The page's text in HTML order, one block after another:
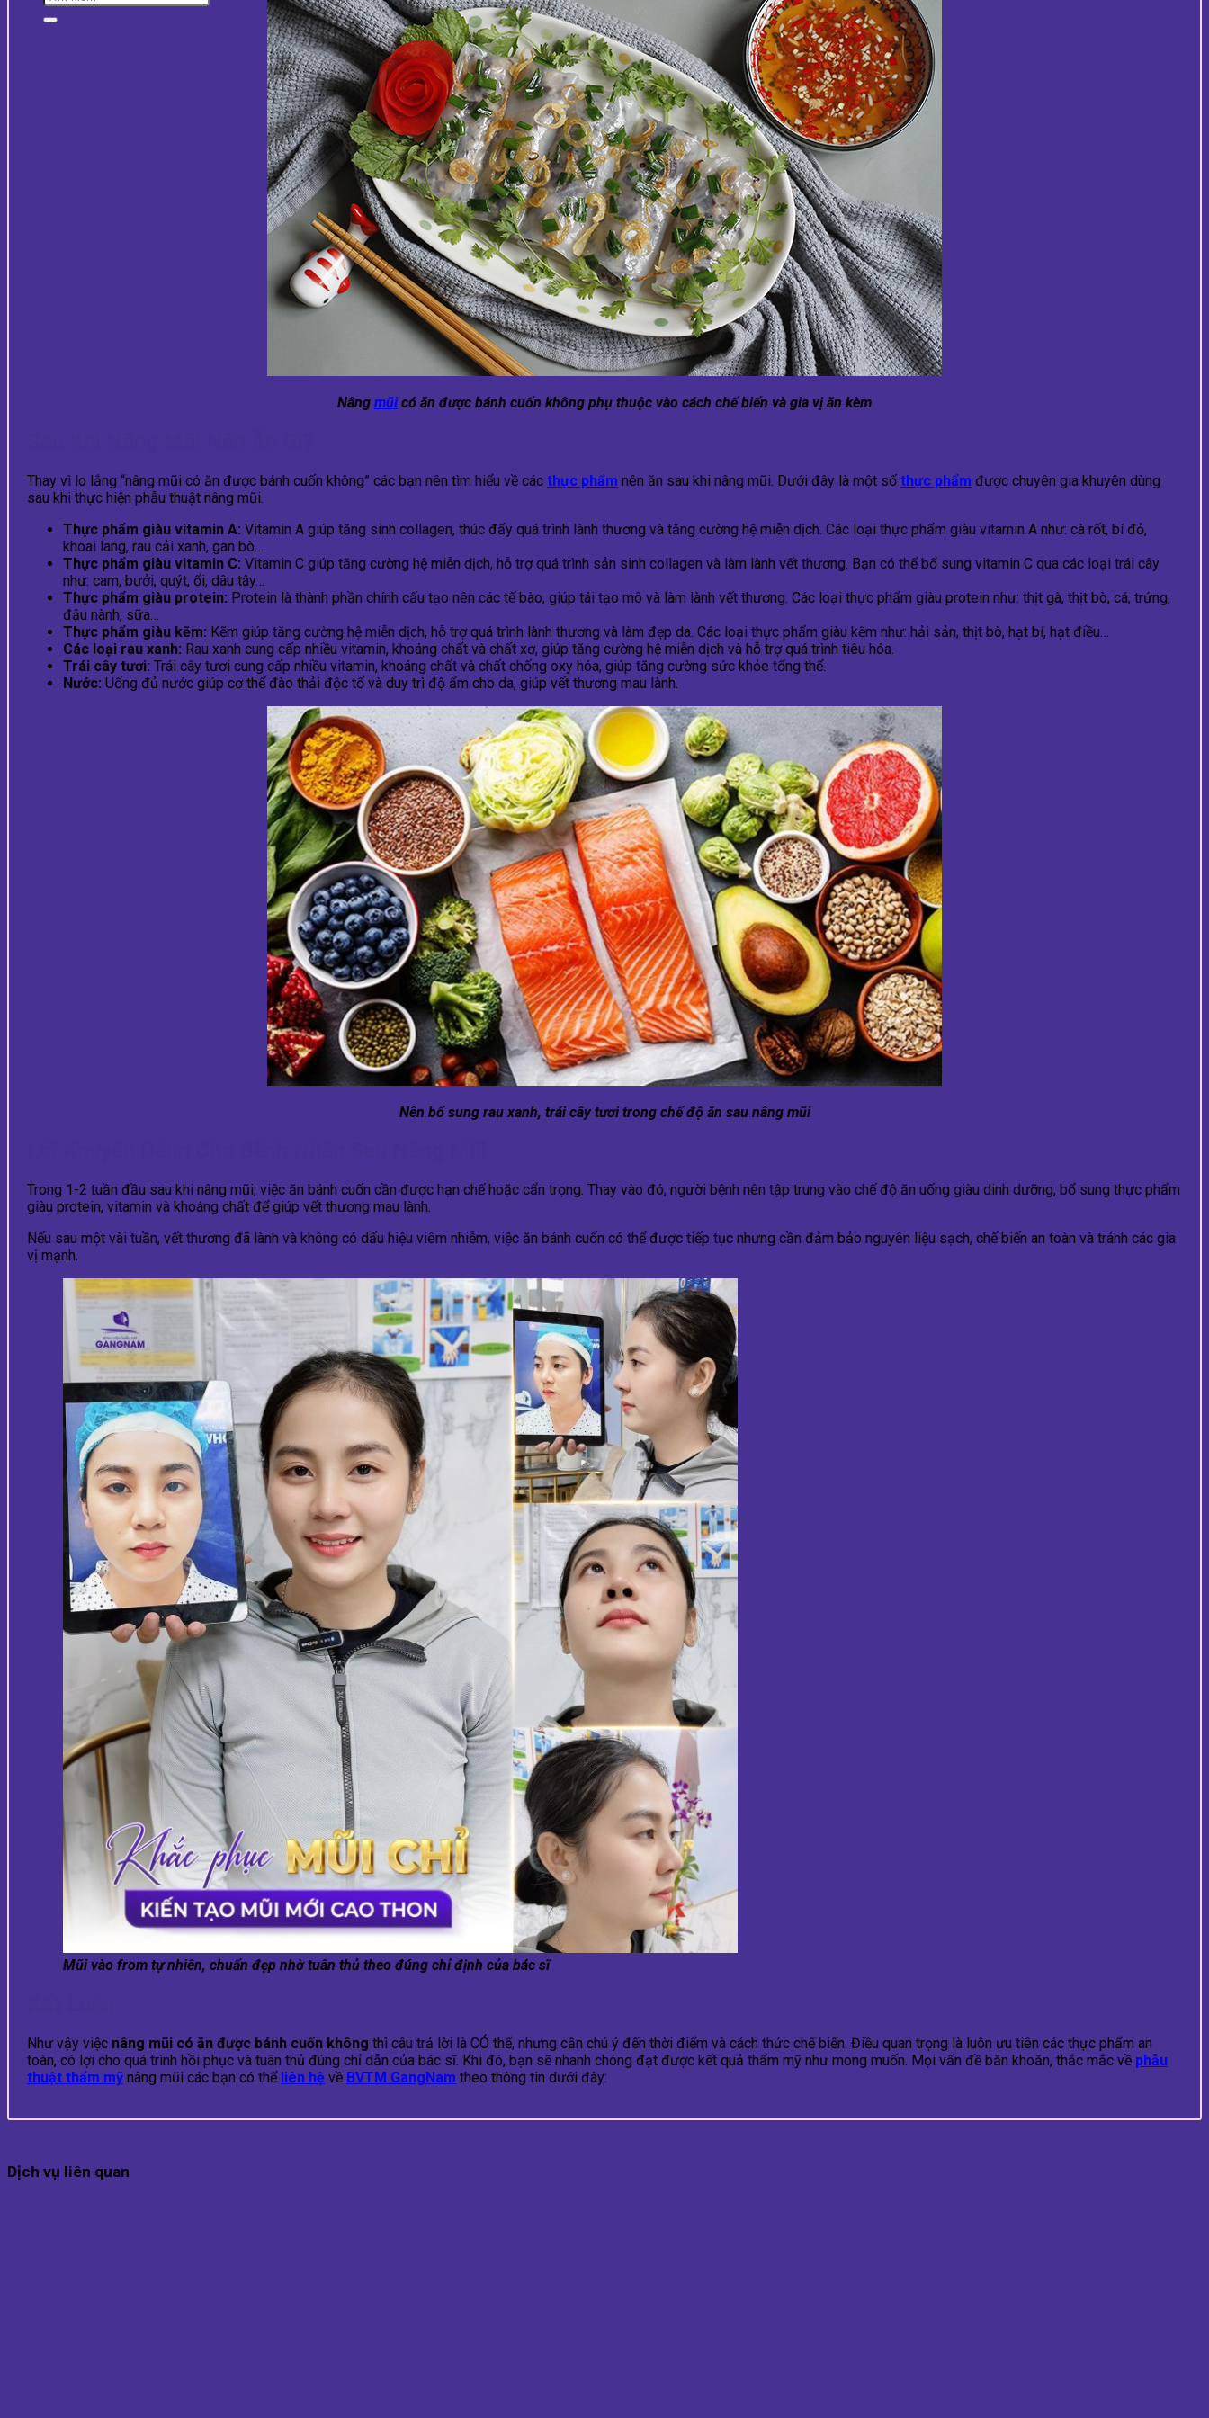
Nâng mũi có ăn được bánh cuốn không phụ thuộc vào cách chế biến và gia vị ăn kèm
Thay vì lo lắng “nâng mũi có ăn được bánh cuốn không” các bạn nên tìm hiểu về các thực phẩm nên ăn sau khi nâng mũi. Dưới đây là một số thực phẩm được chuyên gia khuyên dùng
sau khi thực hiện phẫu thuật nâng mũi.
Thực phẩm giàu vitamin A: Vitamin A giúp tăng sinh collagen, thúc đẩy quá trình lành thương và tăng cường hệ miễn dịch. Các loại thực phẩm giàu vitamin A như: cà rốt, bí đỏ,
khoai lang, rau cải xanh, gan bò…
Thực phẩm giàu vitamin C: Vitamin C giúp tăng cường hệ miễn dịch, hỗ trợ quá trình sản sinh collagen và làm lành vết thương. Bạn có thể bổ sung vitamin C qua các loại trái cây
như: cam, bưởi, quýt, ổi, dâu tây…
Thực phẩm giàu protein: Protein là thành phần chính cấu tạo nên các tế bào, giúp tái tạo mô và làm lành vết thương. Các loại thực phẩm giàu protein như: thịt gà, thịt bò, cá, trứng,
đậu nành, sữa…
Thực phẩm giàu kẽm: Kẽm giúp tăng cường hệ miễn dịch, hỗ trợ quá trình lành thương và làm đẹp da. Các loại thực phẩm giàu kẽm như: hải sản, thịt bò, hạt bí, hạt điều…
Các loại rau xanh: Rau xanh cung cấp nhiều vitamin, khoáng chất và chất xơ, giúp tăng cường hệ miễn dịch và hỗ trợ quá trình tiêu hóa.
Trái cây tươi: Trái cây tươi cung cấp nhiều vitamin, khoáng chất và chất chống oxy hóa, giúp tăng cường sức khỏe tổng thể.
Nước: Uống đủ nước giúp cơ thể đào thải độc tố và duy trì độ ẩm cho da, giúp vết thương mau lành.
Nên bổ sung rau xanh, trái cây tươi trong chế độ ăn sau nâng mũi
Trong 1-2 tuần đầu sau khi nâng mũi, việc ăn bánh cuốn cần được hạn chế hoặc cẩn trọng. Thay vào đó, người bệnh nên tập trung vào chế độ ăn uống giàu dinh dưỡng, bổ sung thực phẩm
giàu protein, vitamin và khoáng chất để giúp vết thương mau lành.
Nếu sau một vài tuần, vết thương đã lành và không có dấu hiệu viêm nhiễm, việc ăn bánh cuốn có thể được tiếp tục nhưng cần đảm bảo nguyên liệu sạch, chế biến an toàn và tránh các gia
vị mạnh.
Mũi vào from tự nhiên, chuẩn đẹp nhờ tuân thủ theo đúng chỉ định của bác sĩ
Như vậy việc nâng mũi có ăn được bánh cuốn không thì câu trả lời là CÓ thể, nhưng cần chú ý đến thời điểm và cách thức chế biến. Điều quan trọng là luôn ưu tiên các thực phẩm an
toàn, có lợi cho quá trình hồi phục và tuân thủ đúng chỉ dẫn của bác sĩ. Khi đó, bạn sẽ nhanh chóng đạt được kết quả thẩm mỹ như mong muốn. Mọi vấn đề băn khoăn, thắc mắc về phẫu
thuật thẩm mỹ nâng mũi các bạn có thể liên hệ về BVTM GangNam theo thông tin dưới đây:
Dịch vụ liên quan